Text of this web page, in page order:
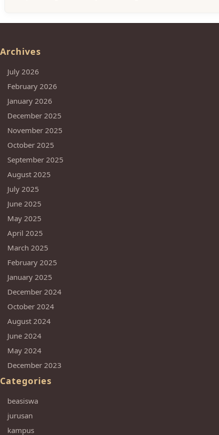
Archives
July 2026
February 2026
January 2026
December 2025
November 2025
October 2025
September 2025
August 2025
July 2025
June 2025
May 2025
April 2025
March 2025
February 2025
January 2025
December 2024
October 2024
August 2024
June 2024
May 2024
December 2023
Categories
beasiswa
jurusan
kampus